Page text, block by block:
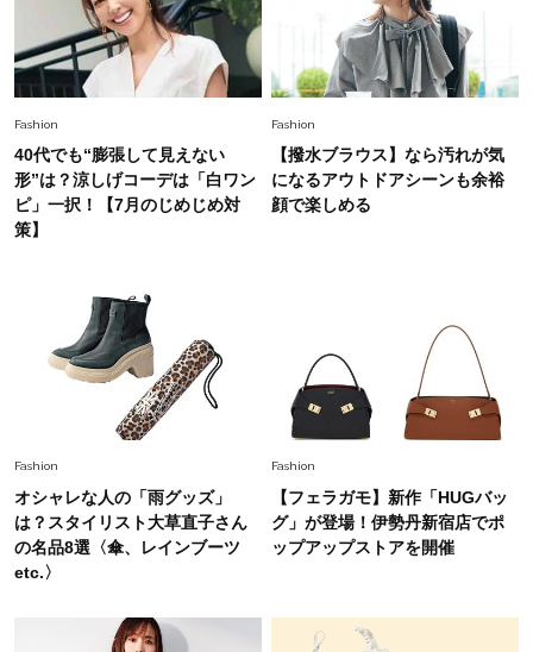
今、40代の「メガネ＆サングラス」のトレンド
に更新あり！“黒ぶち以外”が新定番に
旬着こなし3選。地味見え回避のコツは「バッグ
選び」！
Fashion 2026.7.9
スタイリストが本気で推す！40代がほどよく華
やぐ【甘め黒アイテム】3選
Fashion
40代でも“膨張して見えない
形”は？涼しげコーデは「白ワン
ピ」一択！【7月のじめじめ対
策】
Fashion
【撥水ブラウス】なら汚れが気
になるアウトドアシーンも余裕
顔で楽しめる
Fashion
オシャレな人の「雨グッズ」
は？スタイリスト大草直子さん
の名品8選〈傘、レインブーツ
etc.〉
Fashion
【フェラガモ】新作「HUGバッ
グ」が登場！伊勢丹新宿店でポ
ップアップストアを開催